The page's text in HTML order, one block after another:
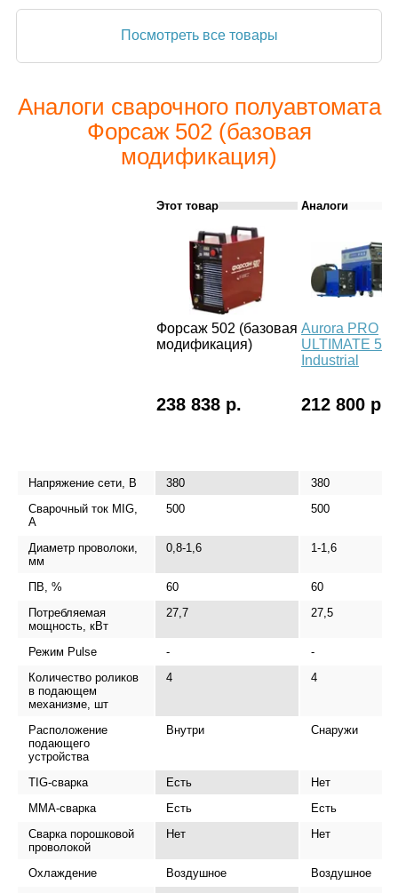
Посмотреть все товары
Аналоги сварочного полуавтомата
Форсаж 502 (базовая
модификация)
Этот товар Аналоги
Форсаж 502 (базовая
модификация)
Aurora PRO
ULTIMATE 500
Industrial
238 838 р. 212 800 р.
Напряжение сети, В 380
380
Сварочный ток MIG,
А
500 500
Диаметр проволоки,
мм
0,8-1,6 1-1,6
ПВ, % 60
60
Потребляемая
мощность, кВт
27,7 27,5
Режим Pulse -
-
Количество роликов
в подающем
механизме, шт
4 4
Расположение
подающего
устройства
Внутри Снаружи
TIG-сварка Есть
Нет
MMA-сварка
Есть
Есть
Сварка порошковой
проволокой
Нет Нет
Охлаждение Воздушное
Воздушное